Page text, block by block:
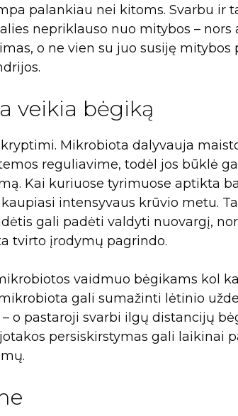
palankiau nei kitoms. Svarbu ir
nepriklauso nuo mitybos – nors
o ne vien su juo susiję
veikia bėgiką
Mikrobiota dalyvauja
reguliavime, todėl jos būklė
Kai kuriuose tyrimuose aptikta
intensyvaus krūvio metu.
gali padėti valdyti nuovargį,
tvirto įrodymų pagrindo.
vaidmuo bėgikams kol
gali sumažinti lėtinio
o pastaroji svarbi ilgų distancijų
persiskirstymas gali laikinai